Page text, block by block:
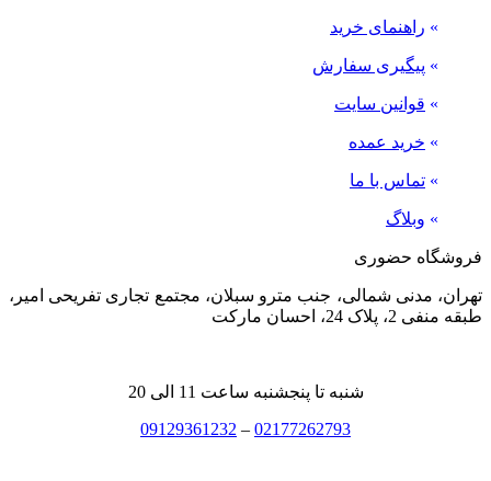
» راهنمای خرید
» پیگیری سفارش
» قوانین سایت
» خرید عمده
» تماس با ما
» وبلاگ
فروشگاه حضوری
تهران، مدنی شمالی، جنب مترو سبلان، مجتمع تجاری تفریحی امیر،
طبقه منفی 2، پلاک 24، احسان مارکت
شنبه تا پنجشنبه ساعت 11 الی 20
02177262793
–
09129361232